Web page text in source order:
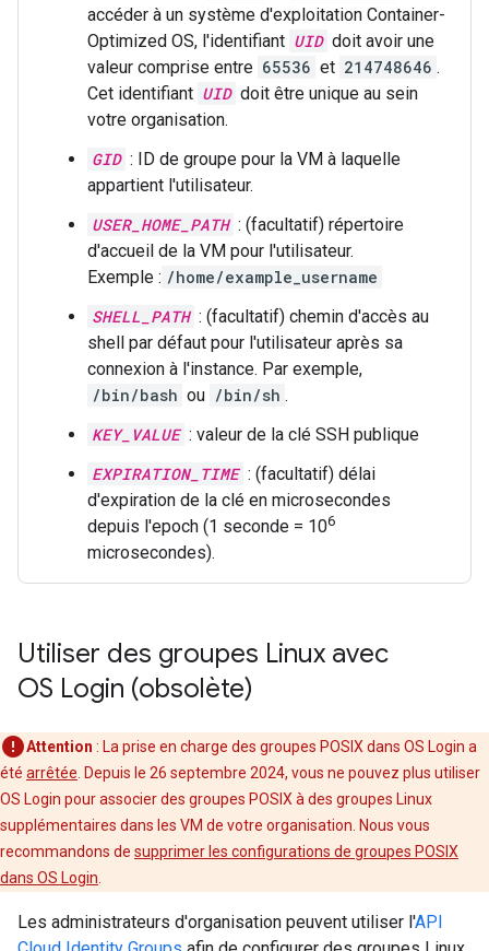
accéder à un système d'exploitation Container-
Optimized OS, l'identifiant UID doit avoir une
valeur comprise entre 65536 et 214748646 .
Cet identifiant UID doit être unique au sein
votre organisation.
GID : ID de groupe pour la VM à laquelle
appartient l'utilisateur.
USER_HOME_PATH : (facultatif) répertoire
d'accueil de la VM pour l'utilisateur.
Exemple : /home/example_username
SHELL_PATH : (facultatif) chemin d'accès au
shell par défaut pour l'utilisateur après sa
connexion à l'instance. Par exemple,
/bin/bash ou /bin/sh .
KEY_VALUE : valeur de la clé SSH publique
EXPIRATION_TIME : (facultatif) délai
d'expiration de la clé en microsecondes
depuis l'epoch (1 seconde = 106
microsecondes).
Utiliser des groupes Linux avec
OS Login (obsolète)
Attention : La prise en charge des groupes POSIX dans OS Login a
été arrêtée. Depuis le 26 septembre 2024, vous ne pouvez plus utiliser
OS Login pour associer des groupes POSIX à des groupes Linux
supplémentaires dans les VM de votre organisation. Nous vous
recommandons de supprimer les configurations de groupes POSIX
dans OS Login.
Les administrateurs d'organisation peuvent utiliser l'API